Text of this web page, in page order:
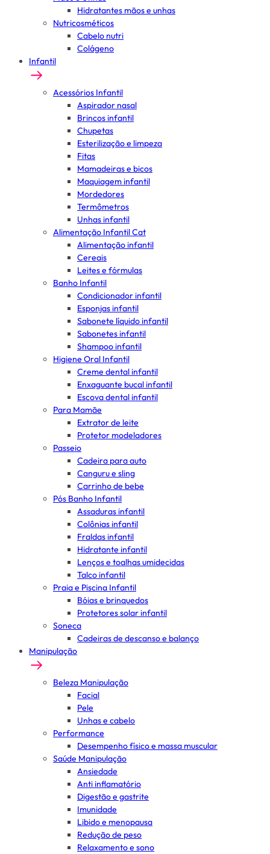
Hidratantes mãos e unhas
Nutricosméticos
Cabelo nutri
Colágeno
Infantil
Acessórios Infantil
Aspirador nasal
Brincos infantil
Chupetas
Esterilização e limpeza
Fitas
Mamadeiras e bicos
Maquiagem infantil
Mordedores
Termômetros
Unhas infantil
Alimentação Infantil Cat
Alimentação infantil
Cereais
Leites e fórmulas
Banho Infantil
Condicionador infantil
Esponjas infantil
Sabonete líquido infantil
Sabonetes infantil
Shampoo infantil
Higiene Oral Infantil
Creme dental infantil
Enxaguante bucal infantil
Escova dental infantil
Para Mamãe
Extrator de leite
Protetor modeladores
Passeio
Cadeira para auto
Canguru e sling
Carrinho de bebe
Pós Banho Infantil
Assaduras infantil
Colônias infantil
Fraldas infantil
Hidratante infantil
Lenços e toalhas umidecidas
Talco infantil
Praia e Piscina Infantil
Bóias e brinquedos
Protetores solar infantil
Soneca
Cadeiras de descanso e balanço
Manipulação
Beleza Manipulação
Facial
Pele
Unhas e cabelo
Performance
Desempenho físico e massa muscular
Saúde Manipulação
Ansiedade
Anti inflamatório
Digestão e gastrite
Imunidade
Libido e menopausa
Redução de peso
Relaxamento e sono